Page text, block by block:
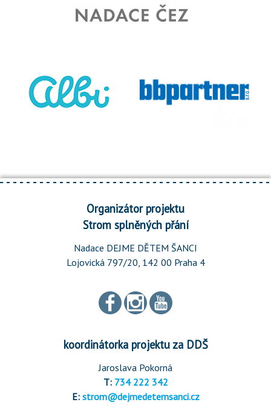
Organizátor projektu
Strom splněných přání
Nadace DEJME DĚTEM ŠANCI
Lojovická 797/20, 142 00 Praha 4
koordinátorka projektu za DDŠ
Jaroslava Pokorná
T: 734 222 342
E: strom@dejmedetemsanci.cz